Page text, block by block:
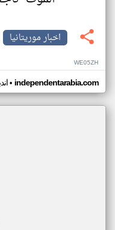
اخبار موريتانيا
WE05ZH
• independentarabia.com